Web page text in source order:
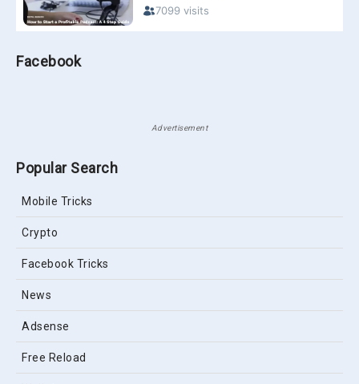
Facebook
Advertisement
Popular Search
Mobile Tricks
Crypto
Facebook Tricks
News
Adsense
Free Reload